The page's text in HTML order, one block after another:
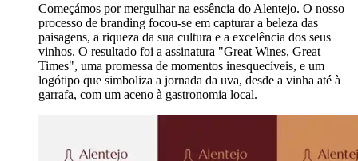
Começámos por mergulhar na essência do Alentejo. O nosso
processo de branding focou-se em capturar a beleza das
paisagens, a riqueza da sua cultura e a excelência dos seus
vinhos. O resultado foi a assinatura "Great Wines, Great
Times", uma promessa de momentos inesquecíveis, e um
logótipo que simboliza a jornada da uva, desde a vinha até à
garrafa, com um aceno à gastronomia local.